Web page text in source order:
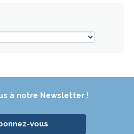
à notre Newsletter !
vous